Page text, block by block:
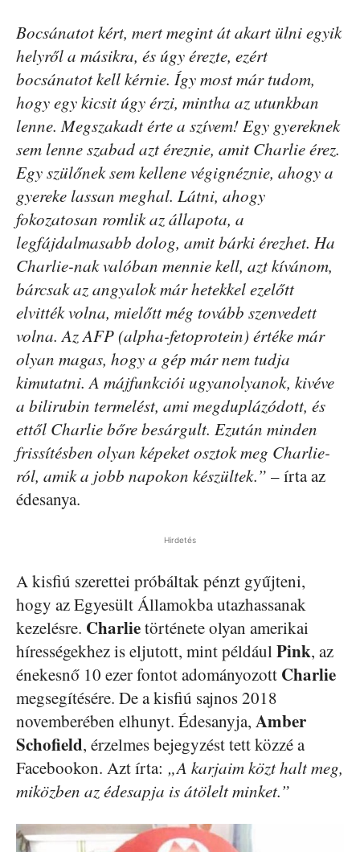
Bocsánatot kért, mert megint át akart ülni egyik
helyről a másikra, és úgy érezte, ezért
bocsánatot kell kérnie. Így most már tudom,
hogy egy kicsit úgy érzi, mintha az utunkban
lenne. Megszakadt érte a szívem! Egy gyereknek
sem lenne szabad azt éreznie, amit Charlie érez.
Egy szülőnek sem kellene végignéznie, ahogy a
gyereke lassan meghal. Látni, ahogy
fokozatosan romlik az állapota, a
legfájdalmasabb dolog, amit bárki érezhet. Ha
Charlie-nak valóban mennie kell, azt kívánom,
bárcsak az angyalok már hetekkel ezelőtt
elvitték volna, mielőtt még tovább szenvedett
volna. Az AFP (alpha-fetoprotein) értéke már
olyan magas, hogy a gép már nem tudja
kimutatni. A májfunkciói ugyanolyanok, kivéve
a bilirubin termelést, ami megduplázódott, és
ettől Charlie bőre besárgult. Ezután minden
frissítésben olyan képeket osztok meg Charlie-
ról, amik a jobb napokon készültek.” – írta az
édesanya.
Hirdetés
A kisfiú szerettei próbáltak pénzt gyűjteni,
hogy az Egyesült Államokba utazhassanak
kezelésre. Charlietörténete olyan amerikai
hírességekhez is eljutott, mint példáulPink, az
énekesnő 10 ezer fontot adományozott Charlie
megsegítésére. De a kisfiú sajnos 2018
novemberében elhunyt. Édesanyja, Amber
Schofield, érzelmes bejegyzést tett közzé a
Facebookon. Azt írta: „A karjaim közt halt meg,
miközben az édesapja is átölelt minket.”